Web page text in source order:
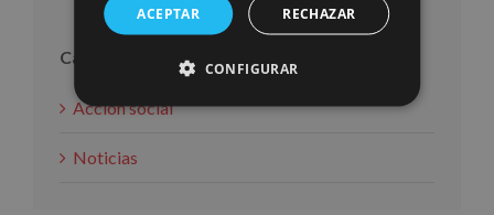
Categorías
Acción social
Noticias
ACEPTAR RECHAZAR
CONFIGURAR